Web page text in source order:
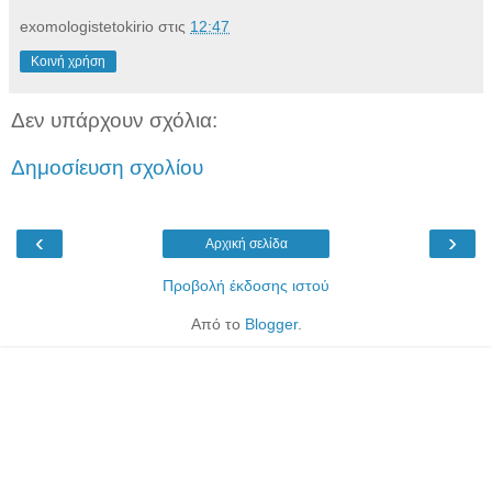
exomologistetokirio στις 12:47
Κοινή χρήση
Δεν υπάρχουν σχόλια:
Δημοσίευση σχολίου
‹ ›
Αρχική σελίδα
Προβολή έκδοσης ιστού
Από το Blogger.